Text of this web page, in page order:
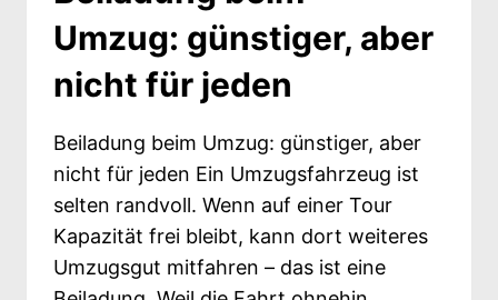
Umzug: günstiger, aber
nicht für jeden
Beiladung beim Umzug: günstiger, aber
nicht für jeden Ein Umzugsfahrzeug ist
selten randvoll. Wenn auf einer Tour
Kapazität frei bleibt, kann dort weiteres
Umzugsgut mitfahren – das ist eine